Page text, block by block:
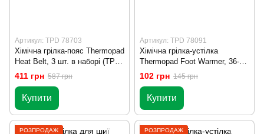
Артикул: TPD 78703
Хімічна грілка-пояс Thermopad
Heat Belt, 3 шт. в наборі (TPD
78703)
411 грн 587 грн
Купити
Артикул: TPD 78091
Хімічна грілка-устілка
Thermopad Foot Warmer, 36-37
(S) (TPD 78091)
102 грн 145 грн
Купити
РОЗПРОДАЖ
РОЗПРОДАЖ